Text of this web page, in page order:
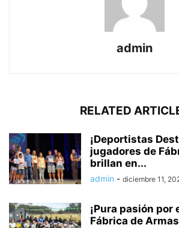
admin
RELATED
¡Deportistas
jugadores de
brillan en...
admin - diciembre 11,
¡Pura pasión por
Fábrica de